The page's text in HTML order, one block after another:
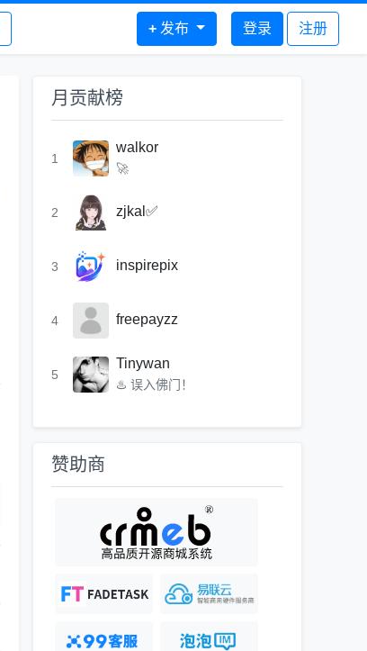
+ 发布 登录 注册
月贡献榜
1
walkor
🚀
2 zjkal✅
3 inspirepix
4 freepayzz
5
Tinywan
♨️ 误入佛门！
赞助商